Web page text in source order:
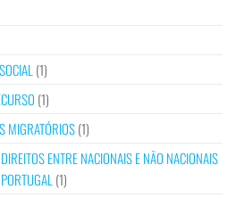
(1)
(1)
MIGRATÓRIOS(1)
ENTRE NACIONAIS E NÃO NACIONAIS
(1)